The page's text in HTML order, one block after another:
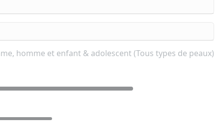
homme et enfant & adolescent (Tous types de peaux)